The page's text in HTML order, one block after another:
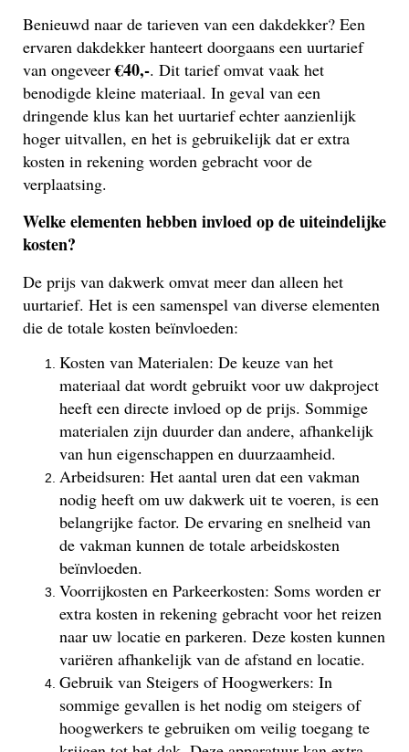
Benieuwd naar de tarieven van een dakdekker? Een
ervaren dakdekker hanteert doorgaans een uurtarief
van ongeveer€40,-. Dit tarief omvat vaak het
benodigde kleine materiaal. In geval van een
dringende klus kan het uurtarief echter aanzienlijk
hoger uitvallen, en het is gebruikelijk dat er extra
kosten in rekening worden gebracht voor de
verplaatsing.
Welke elementen hebben invloed op de uiteindelijke
kosten?
De prijs van dakwerk omvat meer dan alleen het
uurtarief. Het is een samenspel van diverse elementen
die de totale kosten beïnvloeden:
Kosten van Materialen: De keuze van het
materiaal dat wordt gebruikt voor uw dakproject
heeft een directe invloed op de prijs. Sommige
materialen zijn duurder dan andere, afhankelijk
van hun eigenschappen en duurzaamheid.
Arbeidsuren: Het aantal uren dat een vakman
nodig heeft om uw dakwerk uit te voeren, is een
belangrijke factor. De ervaring en snelheid van
de vakman kunnen de totale arbeidskosten
beïnvloeden.
Voorrijkosten en Parkeerkosten: Soms worden er
extra kosten in rekening gebracht voor het reizen
naar uw locatie en parkeren. Deze kosten kunnen
variëren afhankelijk van de afstand en locatie.
Gebruik van Steigers of Hoogwerkers: In
sommige gevallen is het nodig om steigers of
hoogwerkers te gebruiken om veilig toegang te